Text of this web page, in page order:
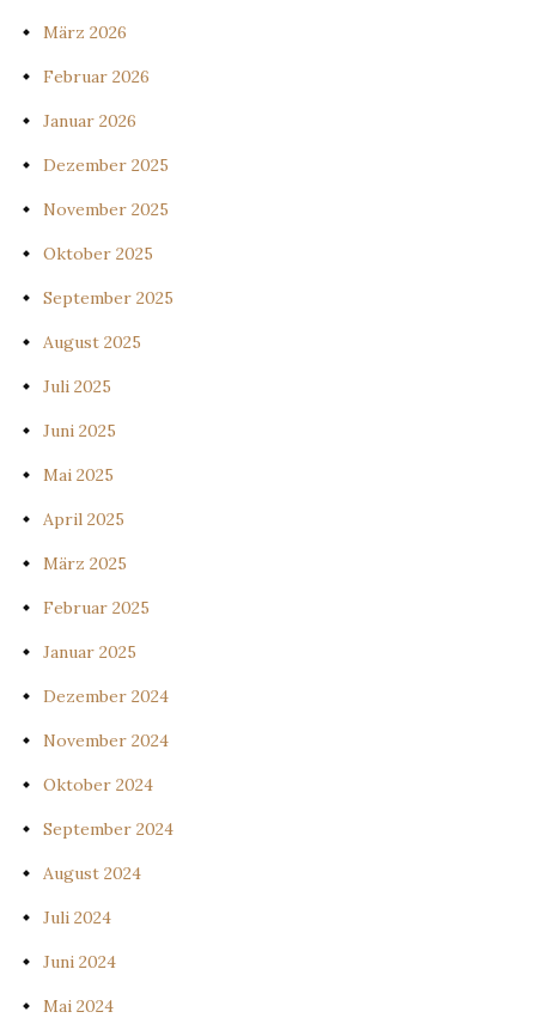
März 2026
Februar 2026
Januar 2026
Dezember 2025
November 2025
Oktober 2025
September 2025
August 2025
Juli 2025
Juni 2025
Mai 2025
April 2025
März 2025
Februar 2025
Januar 2025
Dezember 2024
November 2024
Oktober 2024
September 2024
August 2024
Juli 2024
Juni 2024
Mai 2024